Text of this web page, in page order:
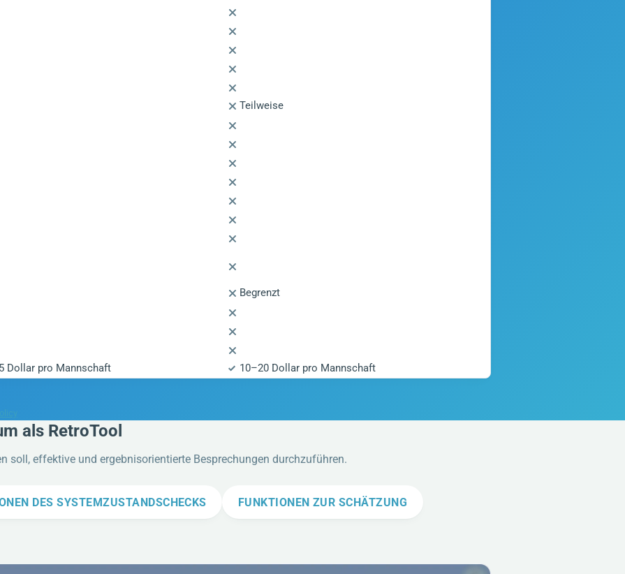
Teilweise
Begrenzt
Dollar pro Mannschaft 10–20 Dollar pro Mannschaft
als RetroTool
soll, effektive und ergebnisorientierte Besprechungen durchzuführen.
DES SYSTEMZUSTANDSCHECKS FUNKTIONEN ZUR SCHÄTZUNG